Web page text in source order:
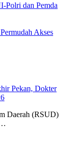
dan Pemda
Akses
Pekan, Dokter
Daerah (RSUD)